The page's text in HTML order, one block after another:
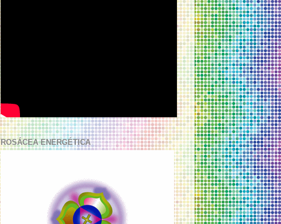
ROSÁCEA ENERGÉTICA